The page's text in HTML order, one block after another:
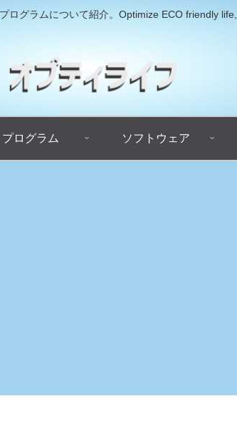
ログラムについて紹介。Optimize ECO friendly life,
プログラム ソフトウェア